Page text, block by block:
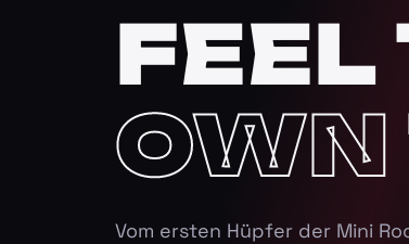
FEEL
OWN
Vom ersten Hüpfer der Mini